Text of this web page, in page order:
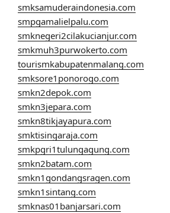
smksamuderaindonesia.com
smpgamalielpalu.com
smknegeri2cilakucianjur.com
smkmuh3purwokerto.com
tourismkabupatenmalang.com
smksore1ponorogo.com
smkn2depok.com
smkn3jepara.com
smkn8tikjayapura.com
smktisingaraja.com
smkpgri1tulungagung.com
smkn2batam.com
smkn1gondangsragen.com
smkn1sintang.com
smknas01banjarsari.com